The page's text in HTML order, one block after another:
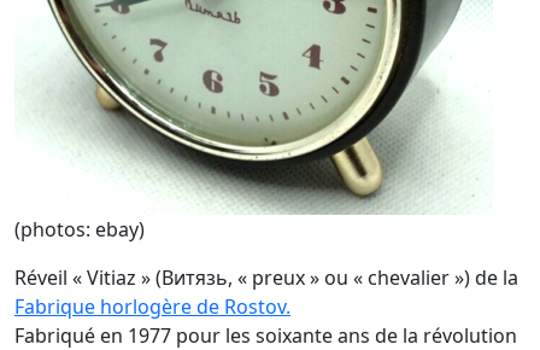
(photos: ebay)
Réveil « Vitiaz » (Витязь, « preux » ou « chevalier ») de la
Fabrique horlogère de Rostov.
Fabriqué en 1977 pour les soixante ans de la révolution